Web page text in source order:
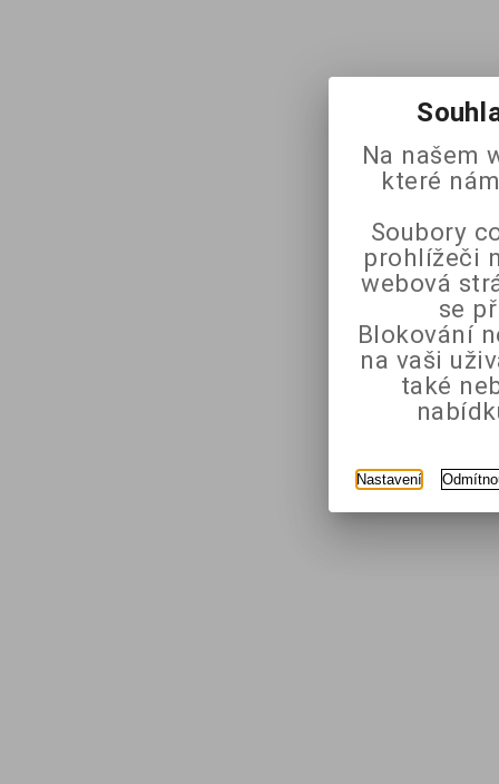
Na našem
které
Soubory
prohlížeči
webová
se
Blokování
na vaši
také
Nastavení